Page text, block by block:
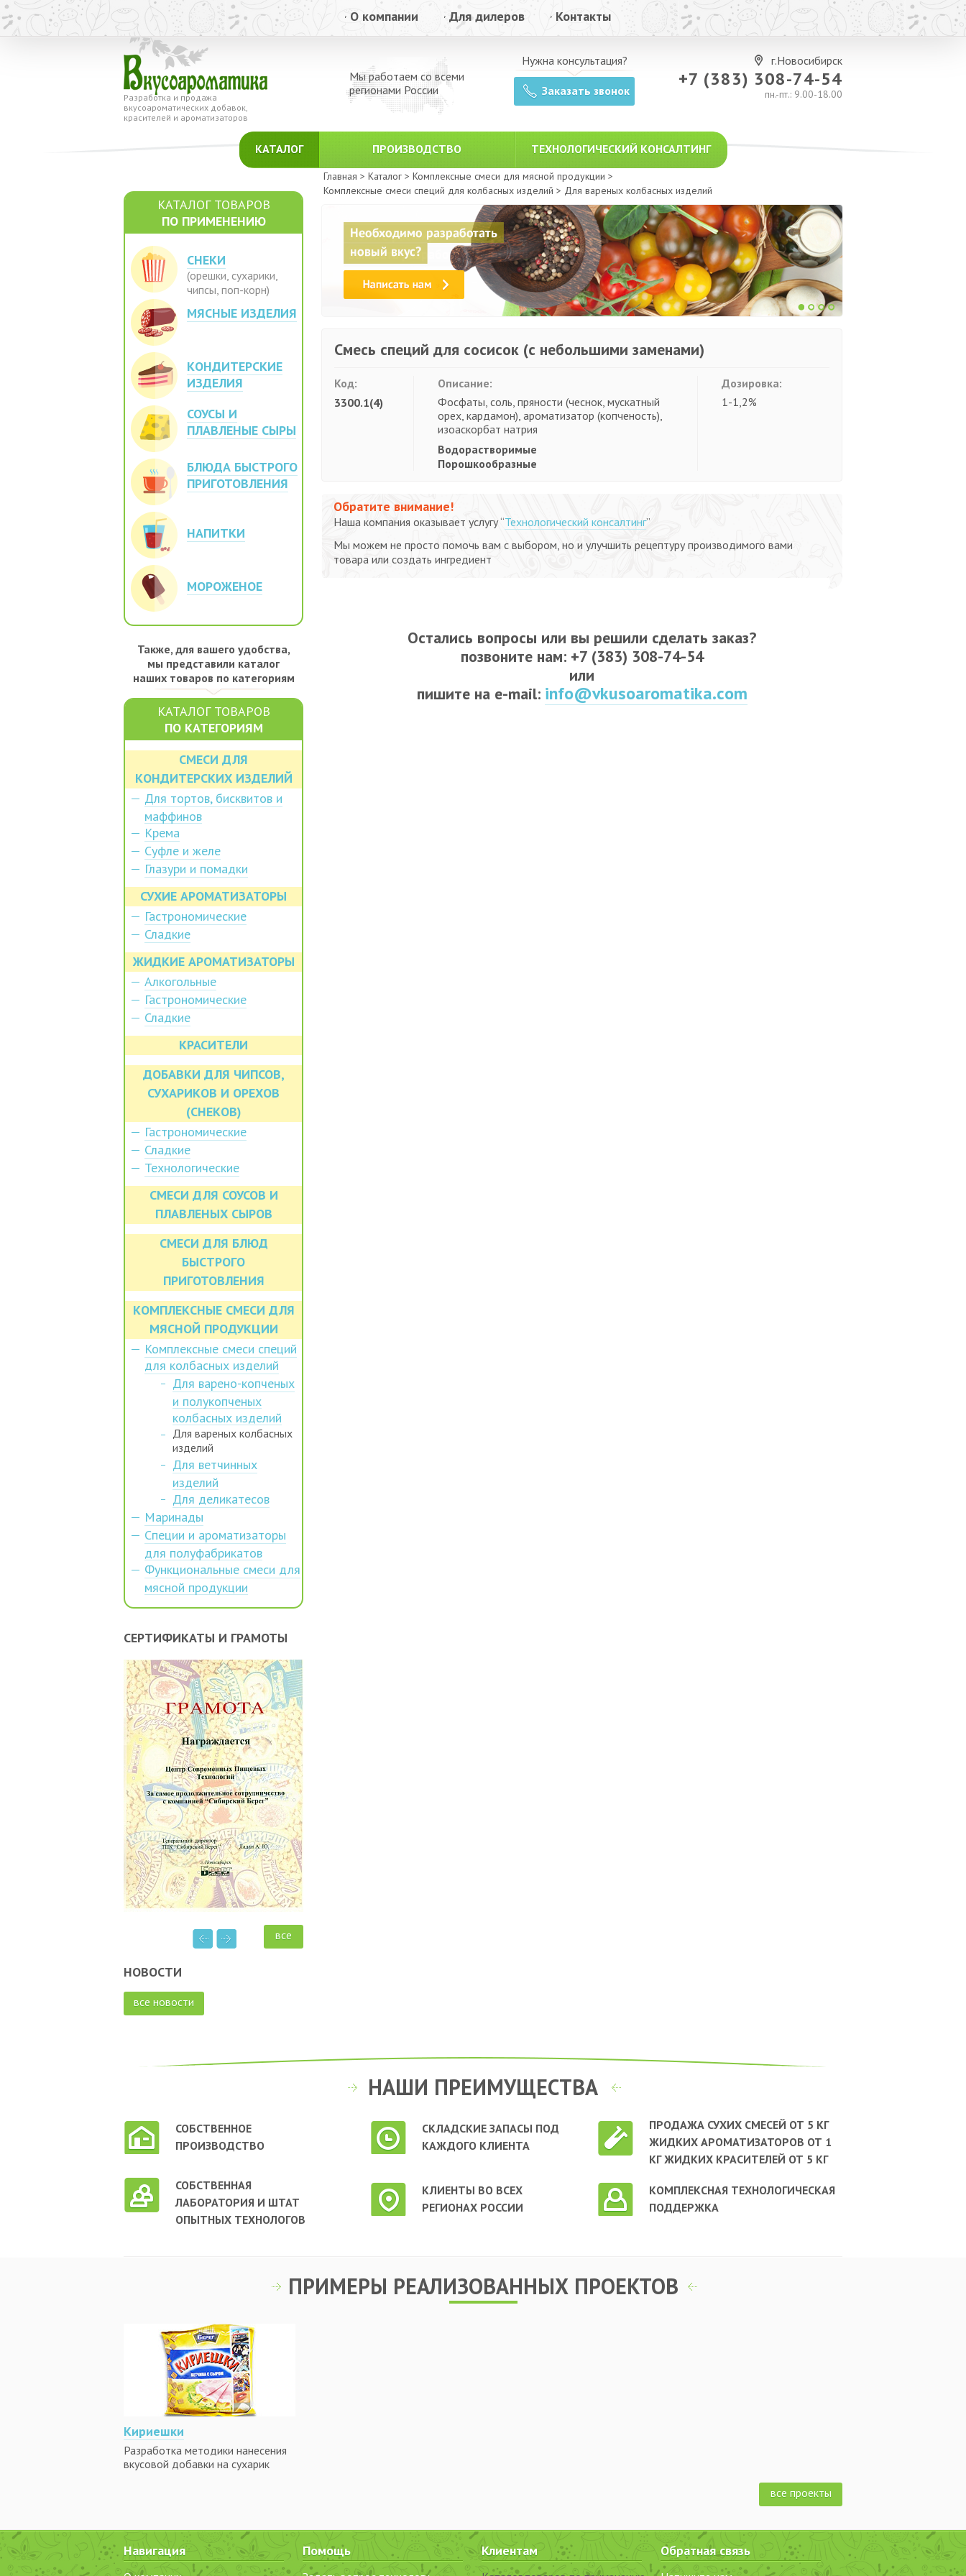
О компании Для дилеров Контакты
Разработка и продажа
вкусоароматических добавок,
красителей и ароматизаторов
Мы работаем со всеми
регионами России
Нужна консультация?
Заказать звонок
г.Новосибирск
+7 (383) 308-74-54
пн.-пт.: 9.00-18.00
КАТАЛОГ ПРОИЗВОДСТВО ТЕХНОЛОГИЧЕСКИЙ КОНСАЛТИНГ
КАТАЛОГ ТОВАРОВ
ПО ПРИМЕНЕНИЮ
СНЕКИ
(орешки, сухарики,
чипсы, поп-корн)
МЯСНЫЕ ИЗДЕЛИЯ
КОНДИТЕРСКИЕ
ИЗДЕЛИЯ
СОУСЫ И
ПЛАВЛЕНЫЕ СЫРЫ
БЛЮДА БЫСТРОГО
ПРИГОТОВЛЕНИЯ
НАПИТКИ
МОРОЖЕНОЕ
Также, для вашего удобства,
мы представили каталог
наших товаров по категориям
КАТАЛОГ ТОВАРОВ
ПО КАТЕГОРИЯМ
СМЕСИ ДЛЯ
КОНДИТЕРСКИХ ИЗДЕЛИЙ
Для тортов, бисквитов и
маффинов
Крема
Суфле и желе
Глазури и помадки
СУХИЕ АРОМАТИЗАТОРЫ
Гастрономические
Сладкие
ЖИДКИЕ АРОМАТИЗАТОРЫ
Алкогольные
Гастрономические
Сладкие
КРАСИТЕЛИ
ДОБАВКИ ДЛЯ ЧИПСОВ,
СУХАРИКОВ И ОРЕХОВ
(СНЕКОВ)
Гастрономические
Сладкие
Технологические
СМЕСИ ДЛЯ СОУСОВ И
ПЛАВЛЕНЫХ СЫРОВ
СМЕСИ ДЛЯ БЛЮД
БЫСТРОГО
ПРИГОТОВЛЕНИЯ
КОМПЛЕКСНЫЕ СМЕСИ ДЛЯ
МЯСНОЙ ПРОДУКЦИИ
Комплексные смеси специй
для колбасных изделий
Для варено-копченых
и полукопченых
колбасных изделий
Для вареных колбасных
изделий
Для ветчинных
изделий
Для деликатесов
Маринады
Специи и ароматизаторы
для полуфабрикатов
Функциональные смеси для
мясной продукции
СЕРТИФИКАТЫ И ГРАМОТЫ
все
НОВОСТИ
все новости
Главная > Каталог > Комплексные смеси для мясной продукции >
Комплексные смеси специй для колбасных изделий > Для вареных колбасных изделий
Смесь специй для сосисок (с небольшими заменами)
Код:
3300.1(4)
Описание:
Фосфаты, соль, пряности (чеснок, мускатный
орех, кардамон), ароматизатор (копченость),
изоаскорбат натрия
Водорастворимые
Порошкообразные
Дозировка:
1-1,2%
Обратите внимание!
Наша компания оказывает услугу “Технологический консалтинг”
Мы можем не просто помочь вам с выбором, но и улучшить рецептуру производимого вами
товара или создать ингредиент
Остались вопросы или вы решили сделать заказ?
позвоните нам: +7 (383) 308-74-54
или
пишите на e-mail: info@vkusoaromatika.com
НАШИ ПРЕИМУЩЕСТВА
СОБСТВЕННОЕ
ПРОИЗВОДСТВО
СКЛАДСКИЕ ЗАПАСЫ ПОД
КАЖДОГО КЛИЕНТА
ПРОДАЖА СУХИХ СМЕСЕЙ ОТ 5 КГ
ЖИДКИХ АРОМАТИЗАТОРОВ ОТ 1
КГ ЖИДКИХ КРАСИТЕЛЕЙ ОТ 5 КГ
СОБСТВЕННАЯ
ЛАБОРАТОРИЯ И ШТАТ
ОПЫТНЫХ ТЕХНОЛОГОВ
КЛИЕНТЫ ВО ВСЕХ
РЕГИОНАХ РОССИИ
КОМПЛЕКСНАЯ ТЕХНОЛОГИЧЕСКАЯ
ПОДДЕРЖКА
ПРИМЕРЫ РЕАЛИЗОВАННЫХ ПРОЕКТОВ
Кириешки
Разработка методики нанесения
вкусовой добавки на сухарик
все проекты
Навигация Помощь Клиентам Обратная связь